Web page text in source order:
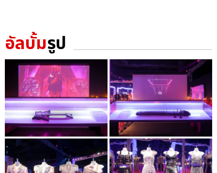
อัลบั้มรูป